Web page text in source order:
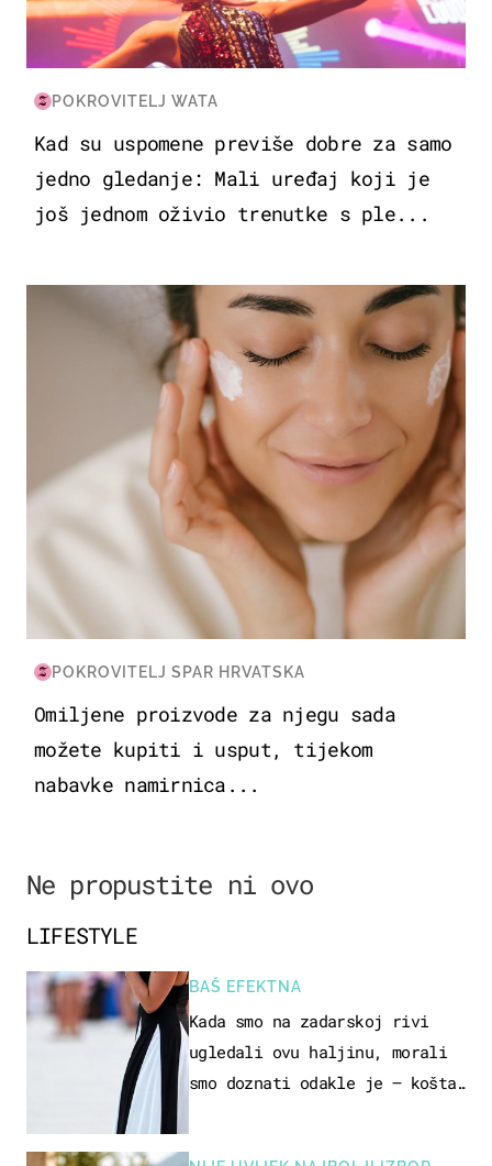
POKROVITELJ WATA
Kad su uspomene previše dobre za samo
jedno gledanje: Mali uređaj koji je
još jednom oživio trenutke s ple...
MODA & LJEPOTA
POKROVITELJ SPAR HRVATSKA
Omiljene proizvode za njegu sada
možete kupiti i usput, tijekom
nabavke namirnica...
Ne propustite ni ovo
LIFESTYLE
BAŠ EFEKTNA
Kada smo na zadarskoj rivi
ugledali ovu haljinu, morali
smo doznati odakle je – košta